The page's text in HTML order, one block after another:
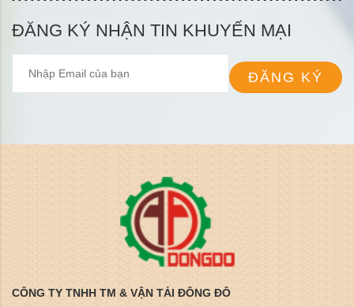
ĐĂNG KÝ NHẬN TIN KHUYẾN MẠI
ĐĂNG KÝ
CÔNG TY TNHH TM & VẬN TẢI ĐÔNG ĐÔ